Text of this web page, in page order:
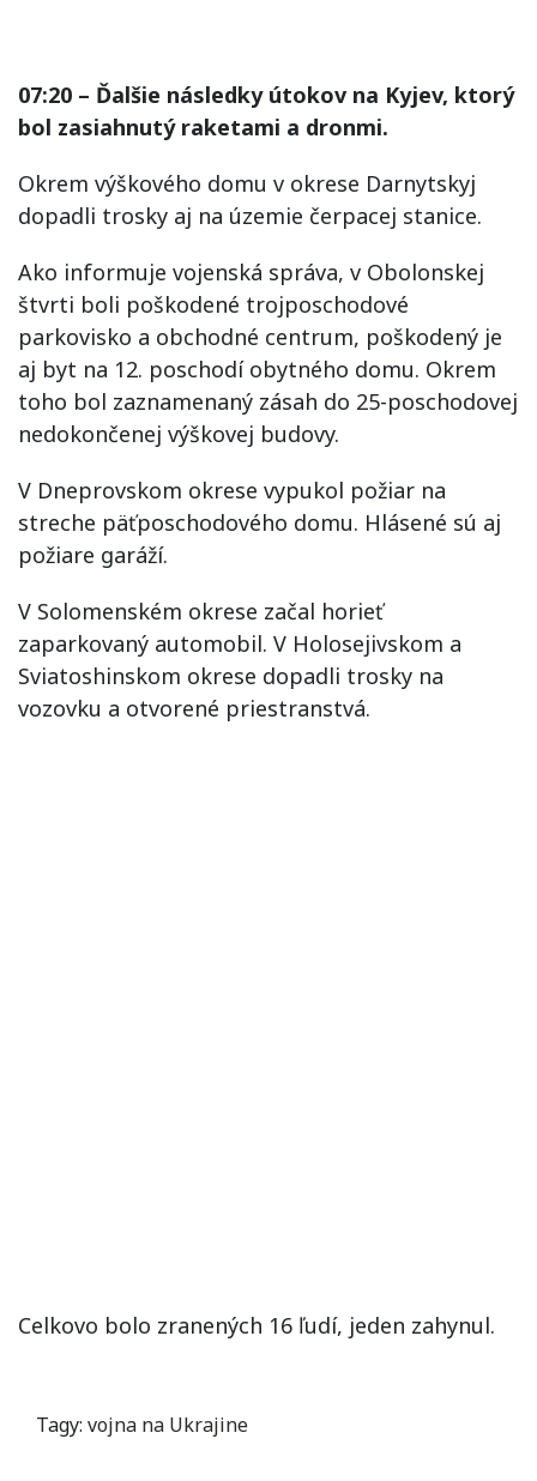
07:20 – Ďalšie následky útokov na Kyjev, ktorý
bol zasiahnutý raketami a dronmi.
Okrem výškového domu v okrese Darnytskyj
dopadli trosky aj na územie čerpacej stanice.
Ako informuje vojenská správa, v Obolonskej
štvrti boli poškodené trojposchodové
parkovisko a obchodné centrum, poškodený je
aj byt na 12. poschodí obytného domu. Okrem
toho bol zaznamenaný zásah do 25-poschodovej
nedokončenej výškovej budovy.
V Dneprovskom okrese vypukol požiar na
streche päťposchodového domu. Hlásené sú aj
požiare garáží.
V Solomenském okrese začal horieť
zaparkovaný automobil. V Holosejivskom a
Sviatoshinskom okrese dopadli trosky na
vozovku a otvorené priestranstvá.
Celkovo bolo zranených 16 ľudí, jeden zahynul.
Tagy: vojna na Ukrajine